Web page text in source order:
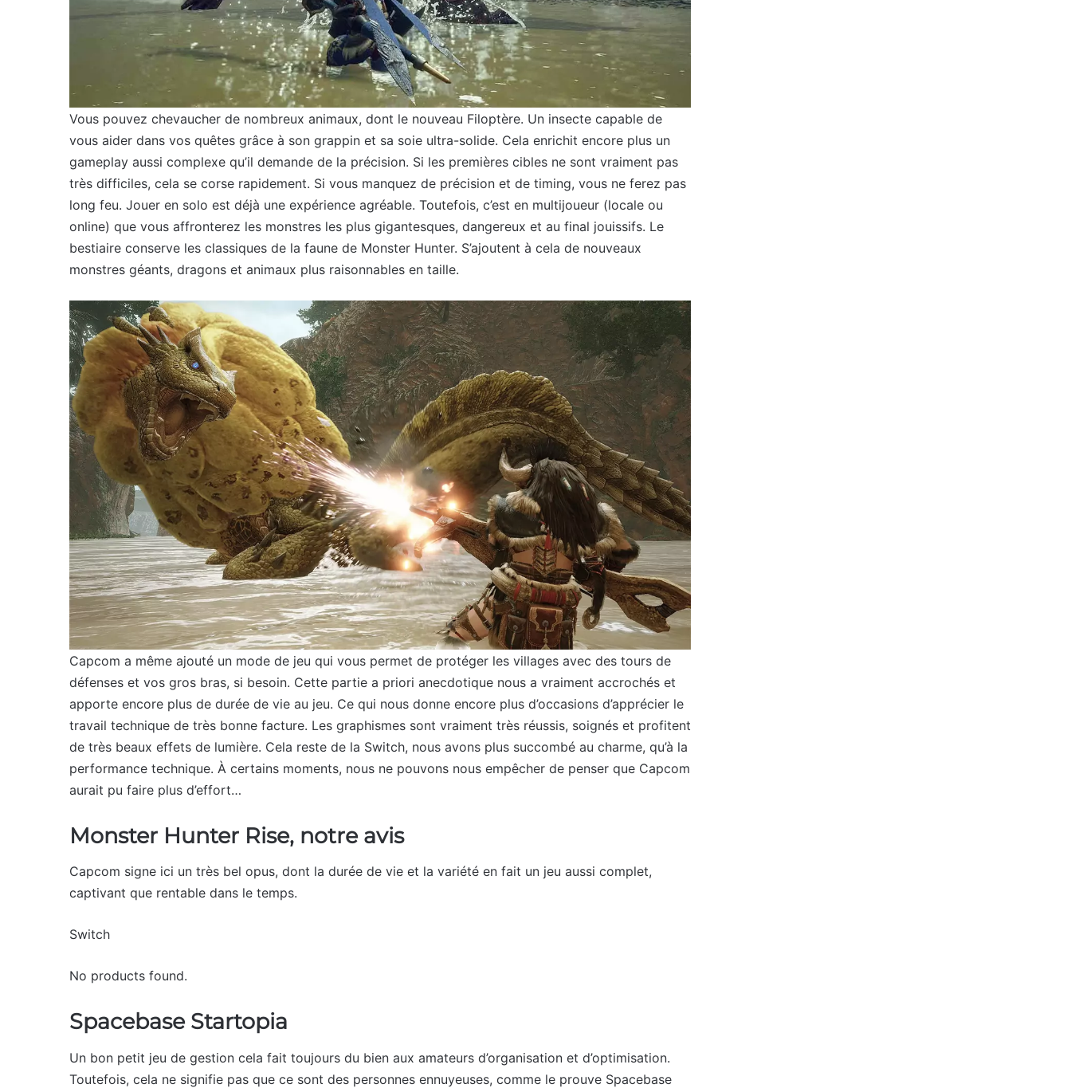
Vous pouvez chevaucher de nombreux animaux, dont le nouveau Filoptère. Un insecte capable de
vous aider dans vos quêtes grâce à son grappin et sa soie ultra-solide. Cela enrichit encore plus un
gameplay aussi complexe qu’il demande de la précision. Si les premières cibles ne sont vraiment pas
très difficiles, cela se corse rapidement. Si vous manquez de précision et de timing, vous ne ferez pas
long feu. Jouer en solo est déjà une expérience agréable. Toutefois, c’est en multijoueur (locale ou
online) que vous affronterez les monstres les plus gigantesques, dangereux et au final jouissifs. Le
bestiaire conserve les classiques de la faune de Monster Hunter. S’ajoutent à cela de nouveaux
monstres géants, dragons et animaux plus raisonnables en taille.
Capcom a même ajouté un mode de jeu qui vous permet de protéger les villages avec des tours de
défenses et vos gros bras, si besoin. Cette partie a priori anecdotique nous a vraiment accrochés et
apporte encore plus de durée de vie au jeu. Ce qui nous donne encore plus d’occasions d’apprécier le
travail technique de très bonne facture. Les graphismes sont vraiment très réussis, soignés et profitent
de très beaux effets de lumière. Cela reste de la Switch, nous avons plus succombé au charme, qu’à la
performance technique. À certains moments, nous ne pouvons nous empêcher de penser que Capcom
aurait pu faire plus d’effort…
Monster Hunter Rise, notre avis
Capcom signe ici un très bel opus, dont la durée de vie et la variété en fait un jeu aussi complet,
captivant que rentable dans le temps.
Switch
No products found.
Spacebase Startopia
Un bon petit jeu de gestion cela fait toujours du bien aux amateurs d’organisation et d’optimisation.
Toutefois, cela ne signifie pas que ce sont des personnes ennuyeuses, comme le prouve Spacebase